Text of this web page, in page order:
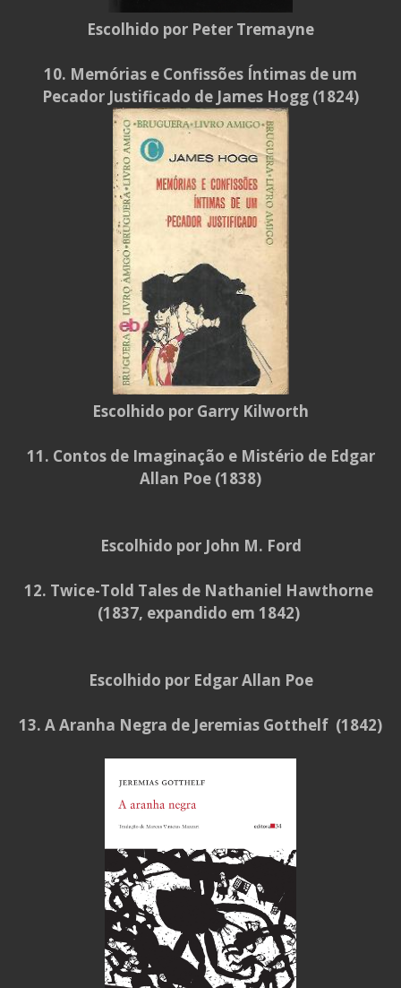
Escolhido por Peter Tremayne
10. Memórias e Confissões Íntimas de um
Pecador Justificado de James Hogg (1824)
Escolhido por Garry Kilworth
11. Contos de Imaginação e Mistério de Edgar
Allan Poe (1838)
Escolhido por John M. Ford
12. Twice-Told Tales de Nathaniel Hawthorne
(1837, expandido em 1842)
Escolhido por Edgar Allan Poe
13. A Aranha Negra de Jeremias Gotthelf (1842)